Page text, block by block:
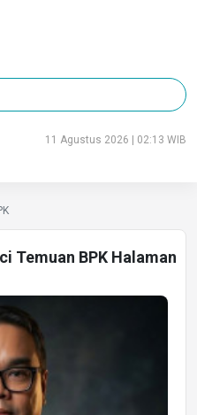
11 Agustus 2026 | 02:13 WIB
Temuan BPK Halaman